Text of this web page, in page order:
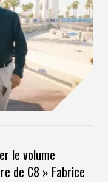
le volume
de C8 » Fabrice